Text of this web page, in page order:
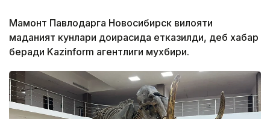
Мамонт Павлодарга Новосибирск вилояти
маданият кунлари доирасида етказилди, деб хабар
беради Kazinform агентлиги мухбири.